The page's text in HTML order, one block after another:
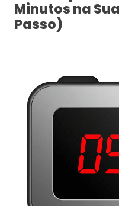
Minutos na
Passo)